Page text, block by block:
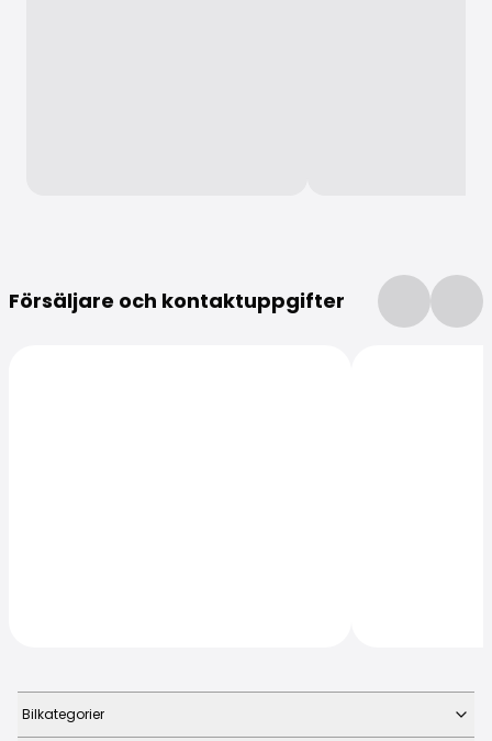
Försäljare och kontaktuppgifter
Bilkategorier